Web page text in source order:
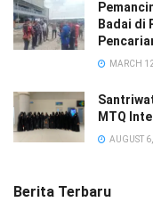
Badai di
MARCH
MTQ
AUGUST
Berita Terbaru